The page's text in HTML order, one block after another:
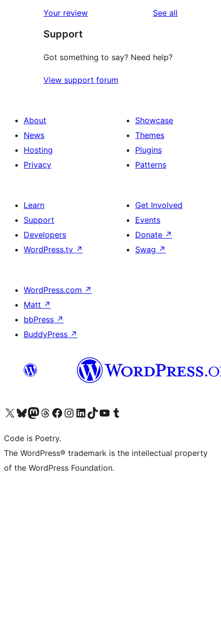
reviews
star
reviews
Your review See all
Support
Got something to say? Need help?
View support forum
About
News
Hosting
Privacy
Showcase
Themes
Plugins
Patterns
Learn
Support
Developers
WordPress.tv ↗
Get Involved
Events
Donate ↗
Swag ↗
WordPress.com ↗
Matt ↗
bbPress ↗
BuddyPress ↗
Visit our X (formerly Twitter) account
Visit our Bluesky account
Visit our Mastodon account
Visit our Threads account
Visit our Facebook page
Visit our Instagram account
Visit our LinkedIn account
Visit our TikTok account
Visit our YouTube channel
Visit our Tumblr account
Code is Poetry.
The WordPress® trademark is the intellectual property
of the WordPress Foundation.